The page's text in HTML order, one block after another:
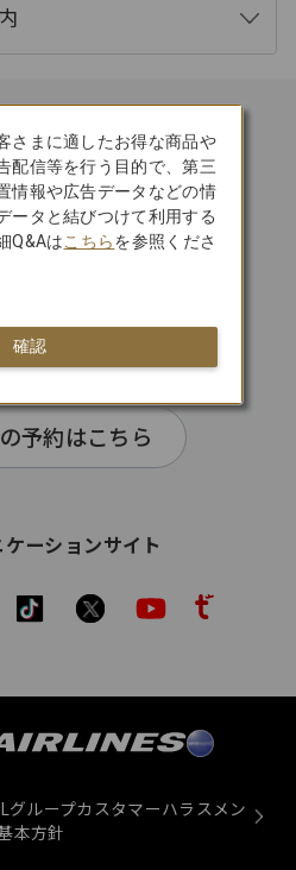
開
く
CLASS」受賞
アライン
予約はこちら
ーションサイト
グループカスタマーハラスメン
本方針
さまに適したお得な商品や
配信等を行う目的で、第三
情報や広告データなどの情
ータと結びつけて利用する
Q&Aはこちらを参照くださ
確認